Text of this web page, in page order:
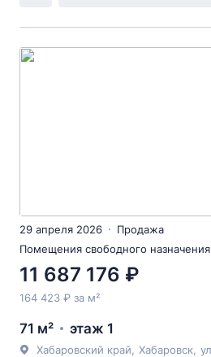
29 апреля 2026
Продажа
Помещения свободного назначения
11 687 176 ₽
164 423 ₽ за м²
71 м² этаж 1
Хабаровский край Хабаровск